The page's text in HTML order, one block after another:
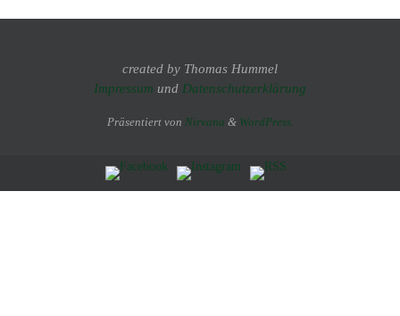
created by Thomas Hummel
Impressum und Datenschutzerklärung
Präsentiert von Nirvana & WordPress.